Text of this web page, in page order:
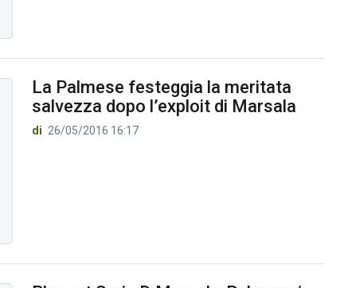
La Palmese festeggia la meritata
salvezza dopo l’exploit di Marsala
di 26/05/2016 16:17